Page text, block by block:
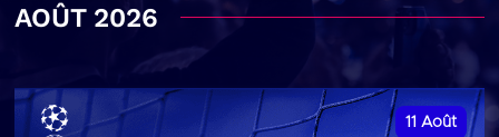
AOÛT 2026
11 Août